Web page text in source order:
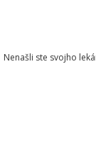
Nenašli ste svojho